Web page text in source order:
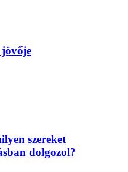
jövője
szereket
dolgozol?